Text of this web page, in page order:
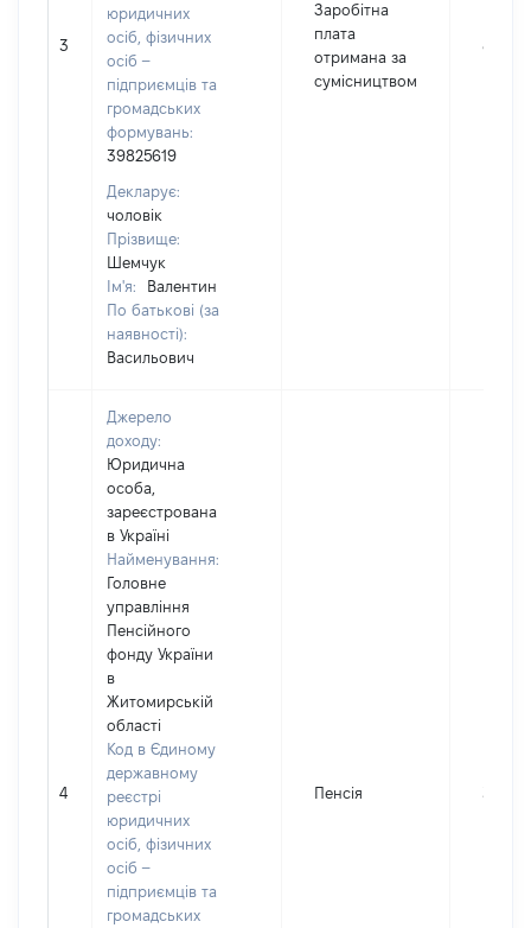
3
юридичних
осіб, фізичних
осіб –
підприємців та
громадських
формувань:
39825619
Декларує:
чоловік
Прізвище:
Шемчук
Ім'я:
Валентин
По батькові (за
наявності):
Васильович
Заробітна
плата
отримана за
сумісництвом
8102
4
Джерело
доходу:
Юридична
особа,
зареєстрована
в Україні
Найменування:
Головне
управління
Пенсійного
фонду України
в
Житомирській
області
Код в Єдиному
державному
реєстрі
юридичних
осіб, фізичних
осіб –
підприємців та
громадських
Пенсія 36645